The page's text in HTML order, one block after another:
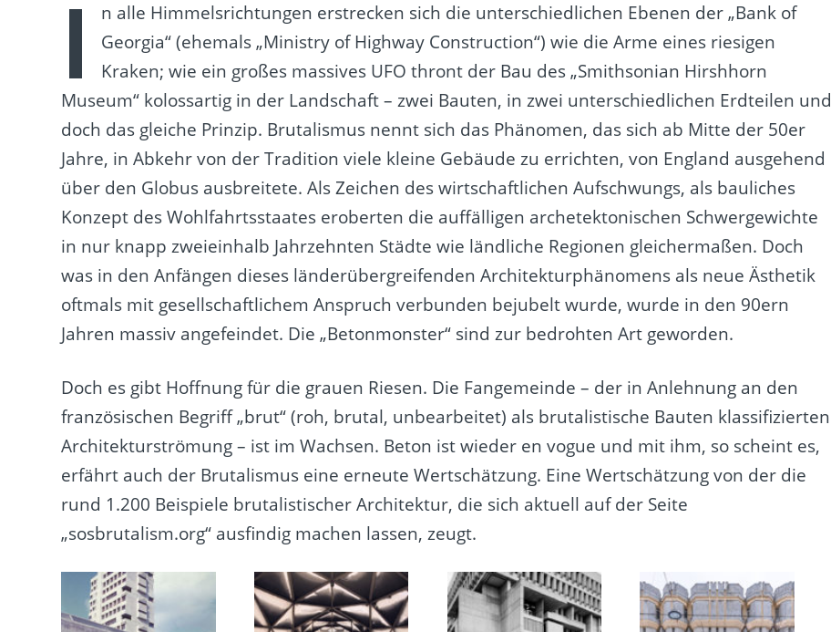
I
n alle Himmelsrichtungen erstrecken sich die unterschiedlichen Ebenen der „Bank of
Georgia“ (ehemals „Ministry of Highway Construction“) wie die Arme eines riesigen
Kraken; wie ein großes massives UFO thront der Bau des „Smithsonian Hirshhorn
Museum“ kolossartig in der Landschaft – zwei Bauten, in zwei unterschiedlichen Erdteilen und
doch das gleiche Prinzip. Brutalismus nennt sich das Phänomen, das sich ab Mitte der 50er
Jahre, in Abkehr von der Tradition viele kleine Gebäude zu errichten, von England ausgehend
über den Globus ausbreitete. Als Zeichen des wirtschaftlichen Aufschwungs, als bauliches
Konzept des Wohlfahrtsstaates eroberten die auffälligen archetektonischen Schwergewichte
in nur knapp zweieinhalb Jahrzehnten Städte wie ländliche Regionen gleichermaßen. Doch
was in den Anfängen dieses länderübergreifenden Architekturphänomens als neue Ästhetik
oftmals mit gesellschaftlichem Anspruch verbunden bejubelt wurde, wurde in den 90ern
Jahren massiv angefeindet. Die „Betonmonster“ sind zur bedrohten Art geworden.
Doch es gibt Hoffnung für die grauen Riesen. Die Fangemeinde – der in Anlehnung an den
französischen Begriff „brut“ (roh, brutal, unbearbeitet) als brutalistische Bauten klassifizierten
Architekturströmung – ist im Wachsen. Beton ist wieder en vogue und mit ihm, so scheint es,
erfährt auch der Brutalismus eine erneute Wertschätzung. Eine Wertschätzung von der die
rund 1.200 Beispiele brutalistischer Architektur, die sich aktuell auf der Seite
„sosbrutalism.org“ ausfindig machen lassen, zeugt.